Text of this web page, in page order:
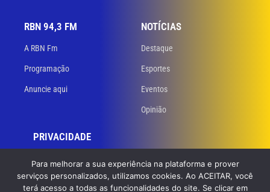
RBN 94,3 FM
A RBN Fm
Programação
Anuncie aqui
NOTÍCIAS
Destaque
Esportes
Eventos
Opinião
PRIVACIDADE
Termos de uso
Para melhorar a sua experiência na plataforma e prover
serviços personalizados, utilizamos cookies. Ao ACEITAR, você
terá acesso a todas as funcionalidades do site. Se clicar em